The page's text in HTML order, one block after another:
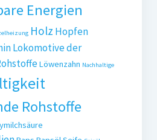
Energien
Holz Hopfen
Lokomotive der
Löwenzahn Nachhaltige
Rohstoffe